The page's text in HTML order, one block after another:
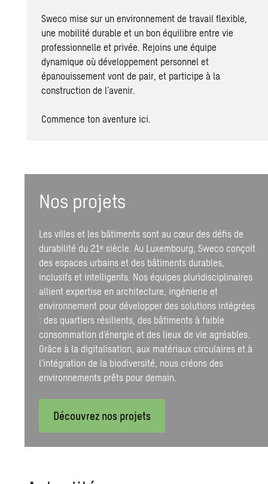
Sweco mise sur un environnement de travail flexible,
une mobilité durable et un bon équilibre entre vie
professionnelle et privée. Rejoins une équipe
dynamique où développement personnel et
épanouissement vont de pair, et participe à la
construction de l’avenir.
Commence ton aventure ici.
Nos projets
Les villes et les bâtiments sont au cœur des défis de
durabilité du 21ᵉ siècle. Au Luxembourg, Sweco conçoit
des espaces urbains et des bâtiments durables,
inclusifs et intelligents. Nos équipes pluridisciplinaires
allient expertise en architecture, ingénierie et
environnement pour développer des solutions intégrées
: des quartiers résilients, des bâtiments à faible
consommation d’énergie et des lieux de vie agréables.
Grâce à la digitalisation, aux matériaux circulaires et à
l’intégration de la biodiversité, nous créons des
environnements prêts pour demain.
Découvrez nos projets